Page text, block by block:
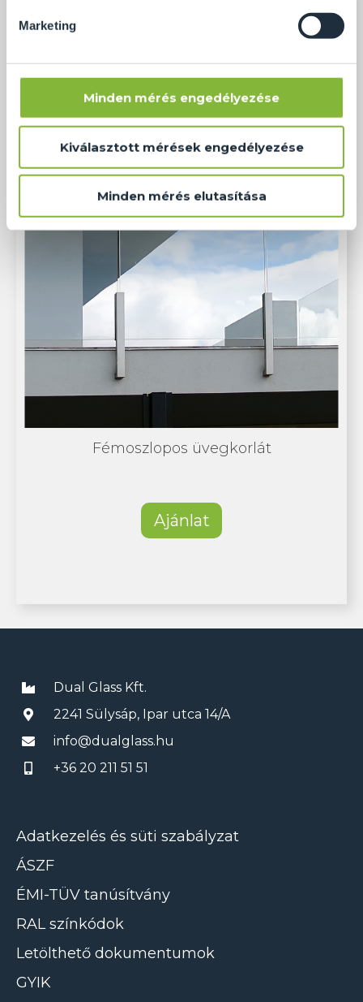
Marketing
Minden mérés engedélyezése
Kiválasztott mérések engedélyezése
Minden mérés elutasítása
Fémoszlopos üvegkorlát
Ajánlat
Dual Glass Kft.
2241 Sülysáp, Ipar utca 14/A
info@dualglass.hu
+36 20 211 51 51
Adatkezelés és süti szabályzat
ÁSZF
ÉMI-TÜV tanúsítvány
RAL színkódok
Letölthető dokumentumok
GYIK